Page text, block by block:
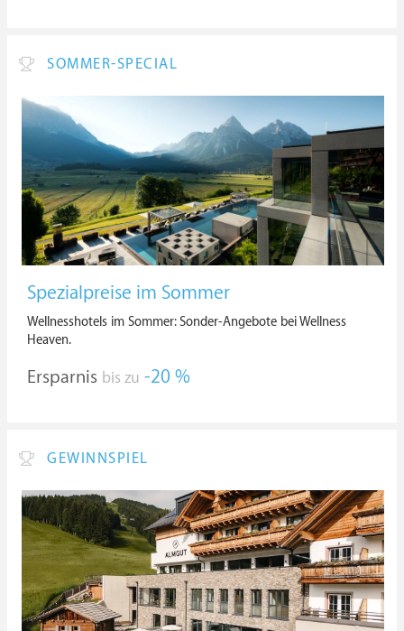
SOMMER-SPECIAL
Spezialpreise im Sommer
Wellnesshotels im Sommer: Sonder-Angebote bei Wellness
Heaven.
Ersparnis bis zu -20 %
GEWINNSPIEL